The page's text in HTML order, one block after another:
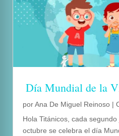
Día Mundial de la
porAna De Miguel Reinoso |
Hola Titánicos, cada segundo
octubre se celebra el día